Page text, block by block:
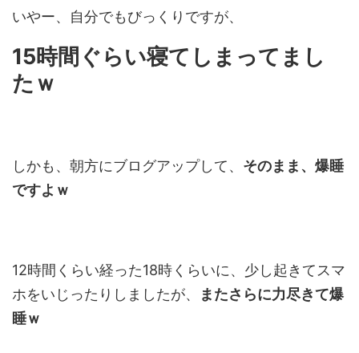
いやー、自分でもびっくりですが、
15時間ぐらい寝てしまってまし
たｗ
しかも、朝方にブログアップして、 そのまま、爆睡
ですよｗ
12時間くらい経った18時くらいに、少し起きてスマ
ホをいじったりしましたが、
またさらに力尽きて爆
睡ｗ